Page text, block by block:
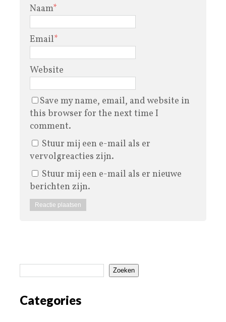
Naam*
Email*
Website
Save my name, email, and website in
this browser for the next time I
comment.
Stuur mij een e-mail als er
vervolgreacties zijn.
Stuur mij een e-mail als er nieuwe
berichten zijn.
Zoeken
Categories